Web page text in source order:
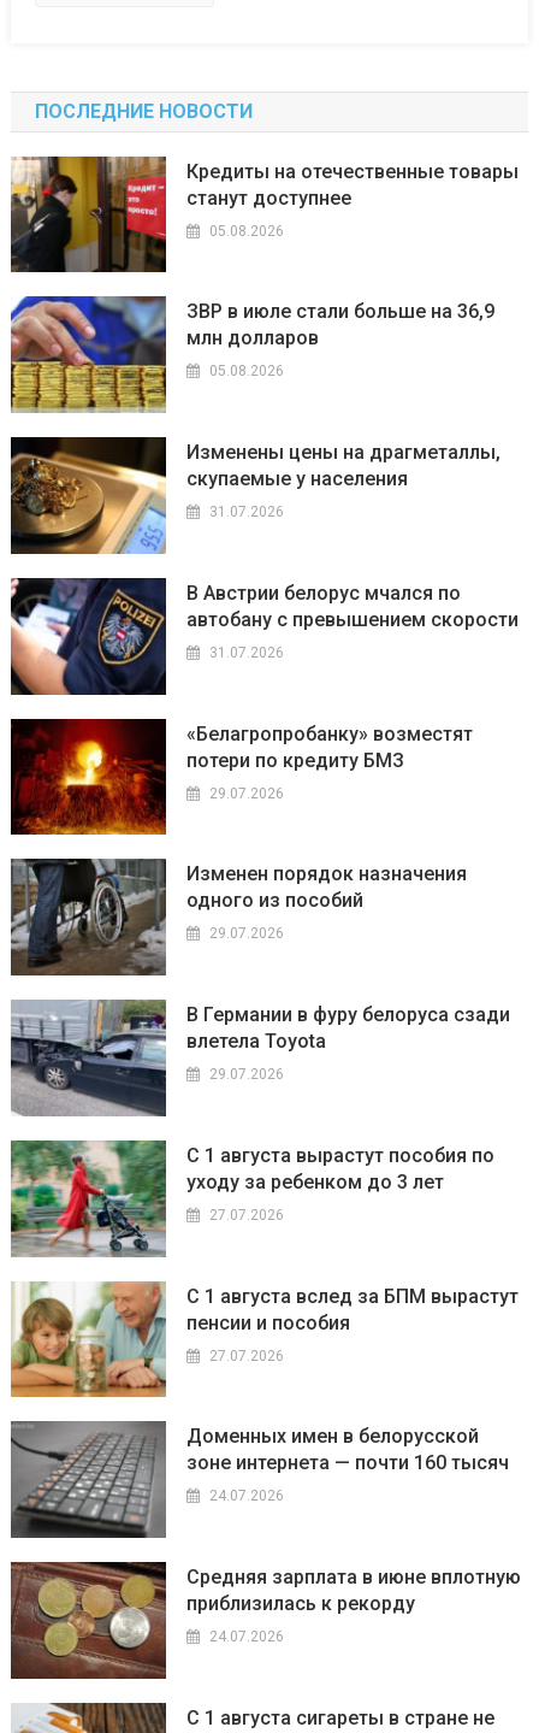
ПОСЛЕДНИЕ НОВОСТИ
Кредиты на отечественные товары
станут доступнее
05.08.2026
ЗВР в июле стали больше на 36,9
млн долларов
05.08.2026
Изменены цены на драгметаллы,
скупаемые у населения
31.07.2026
В Австрии белорус мчался по
автобану с превышением скорости
31.07.2026
«Белагропробанку» возместят
потери по кредиту БМЗ
29.07.2026
Изменен порядок назначения
одного из пособий
29.07.2026
В Германии в фуру белоруса сзади
влетела Toyota
29.07.2026
С 1 августа вырастут пособия по
уходу за ребенком до 3 лет
27.07.2026
С 1 августа вслед за БПМ вырастут
пенсии и пособия
27.07.2026
Доменных имен в белорусской
зоне интернета — почти 160 тысяч
24.07.2026
Средняя зарплата в июне вплотную
приблизилась к рекорду
24.07.2026
С 1 августа сигареты в стране не